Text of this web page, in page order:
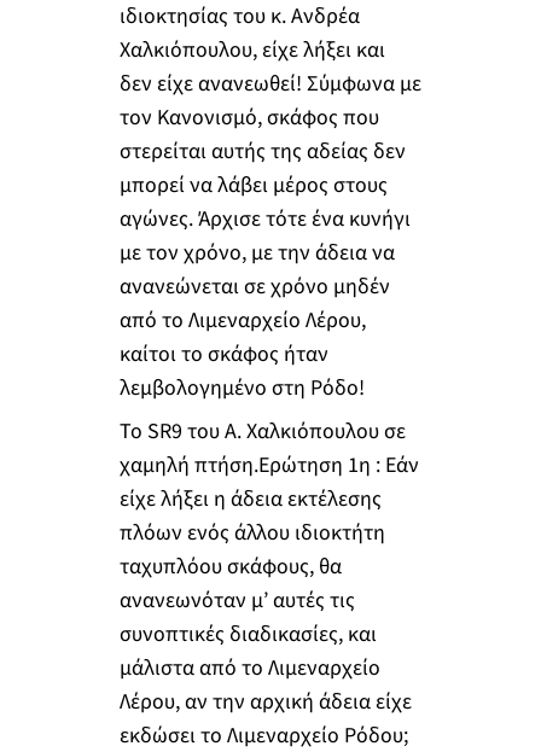
ιδιοκτησίας του κ. Ανδρέα
Χαλκιόπουλου, είχε λήξει και
δεν είχε ανανεωθεί! Σύμφωνα με
τον Κανονισμό, σκάφος που
στερείται αυτής της αδείας δεν
μπορεί να λάβει μέρος στους
αγώνες. Άρχισε τότε ένα κυνήγι
με τον χρόνο, με την άδεια να
ανανεώνεται σε χρόνο μηδέν
από το Λιμεναρχείο Λέρου,
καίτοι το σκάφος ήταν
λεμβολογημένο στη Ρόδο!
Το SR9 του Α. Χαλκιόπουλου σε
χαμηλή πτήση.Ερώτηση 1η : Εάν
είχε λήξει η άδεια εκτέλεσης
πλόων ενός άλλου ιδιοκτήτη
ταχυπλόου σκάφους, θα
ανανεωνόταν μ’ αυτές τις
συνοπτικές διαδικασίες, και
μάλιστα από το Λιμεναρχείο
Λέρου, αν την αρχική άδεια είχε
εκδώσει το Λιμεναρχείο Ρόδου;